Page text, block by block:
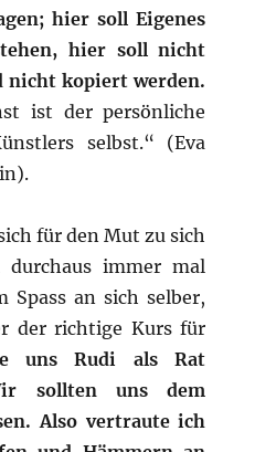
hier soll Eigenes
hier soll nicht
nicht kopiert werden.
ist der persönliche
selbst.“ (Eva
für den Mut zu sich
durchaus immer mal
Spass an sich selber,
der richtige Kurs für
uns Rudi als Rat
sollten uns dem
Also vertraute ich